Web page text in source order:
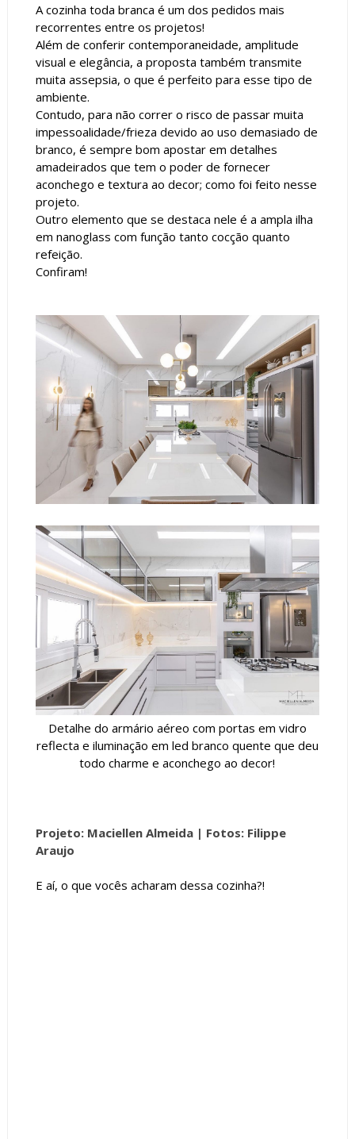
A cozinha toda branca é um dos pedidos mais
recorrentes entre os projetos!
Além de conferir contemporaneidade, amplitude
visual e elegância, a proposta também transmite
muita assepsia, o que é perfeito para esse tipo de
ambiente.
Contudo, para não correr o risco de passar muita
impessoalidade/frieza devido ao uso demasiado de
branco, é sempre bom apostar em detalhes
amadeirados que tem o poder de fornecer
aconchego e textura ao decor; como foi feito nesse
projeto.
Outro elemento que se destaca nele é a ampla ilha
em nanoglass com função tanto cocção quanto
refeição.
Confiram!
Detalhe do armário aéreo com portas em vidro
reflecta e iluminação em led branco quente que deu
todo charme e aconchego ao decor!
Projeto: Maciellen Almeida | Fotos: Filippe
Araujo
E aí, o que vocês acharam dessa cozinha?!